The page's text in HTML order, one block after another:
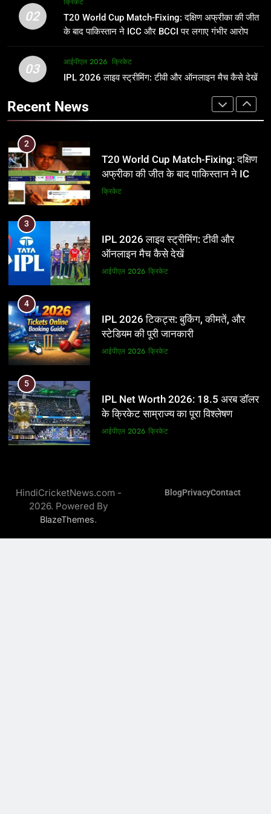
उम्र, परिवार, करियर और शादी से जुड़ी हर
जानकारी
क्रिकेट
2
T20 World Cup Match-Fixing: दक्षिण
3
IPL 2026 लाइव स्ट्रीमिंग: टीवी और
ऑनलाइन मैच कैसे देखें
आईपीएल 2026
4
IPL 2026 टिकट्स: बुकिंग, कीमतें, और
स्टेडियम की पूरी जानकारी
आईपीएल 2026 क्रिकेट
5
IPL Net Worth 2026: 18.5 अरब डॉलर
के क्रिकेट साम्राज्य का पूरा विश्लेषण
आईपीएल 2026 क्रिकेट
6
IPL टीम के मालिक: फ्रेंचाइजी के पीछे की
असली ताकत
आईपीएल 2026 क्रिकेट
विस्तृत विश्लेषण (2008-2026)
क्रिकेट
8
02
T20 World Cup Match-Fixing: दक्षिण अफ्रीका की जीत
के बाद पाकिस्तान ने ICC और BCCI पर लगाए गंभीर आरोप
03 आईपीएल 2026 क्रिकेट
IPL 2026 लाइव स्ट्रीमिंग: टीवी और ऑनलाइन मैच कैसे देखें
Recent News
फाइनल में हो सकती है महा-भिड़ंत, जानें पूरा
समीकरण
T20 वर्ल्ड कप 2026
1
अर्जुन तेंदुलकर की पत्नी सानिया चंडोक:
उम्र, परिवार, करियर और शादी से जुड़ी हर
2
T20 World Cup Match-Fixing: दक्षिण
अफ्रीका की जीत के बाद पाकिस्तान ने ICC
और BCCI पर लगाए गंभीर आरोप
क्रिकेट
3
IPL 2026 लाइव स्ट्रीमिंग: टीवी और
ऑनलाइन मैच कैसे देखें
आईपीएल 2026 क्रिकेट
4
IPL 2026 टिकट्स: बुकिंग, कीमतें, और
स्टेडियम की पूरी जानकारी
आईपीएल 2026 क्रिकेट
5
IPL Net Worth 2026: 18.5 अरब डॉलर
के क्रिकेट साम्राज्य का पूरा विश्लेषण
आईपीएल 2026 क्रिकेट
असली ताकत
आईपीएल 2026
HindiCricketNews.com -
2026. Powered By
BlazeThemes.
BlogPrivacyContact